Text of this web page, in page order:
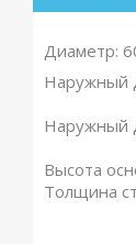
Диаметр:
Наружный
Наружный
Высота
Толщина